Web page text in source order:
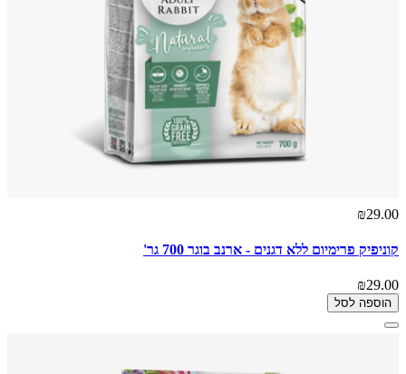
₪29.00
קוניפיק פרימיום ללא דגנים - ארנב בוגר 700 גר'
₪29.00
הוספה לסל